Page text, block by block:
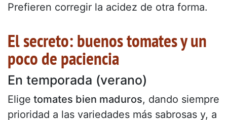
Prefieren corregir la acidez de otra forma.
El secreto: buenos tomates y un
poco de paciencia
En temporada (verano)
Elige tomates bien maduros, dando siempre
prioridad a las variedades más sabrosas y, a